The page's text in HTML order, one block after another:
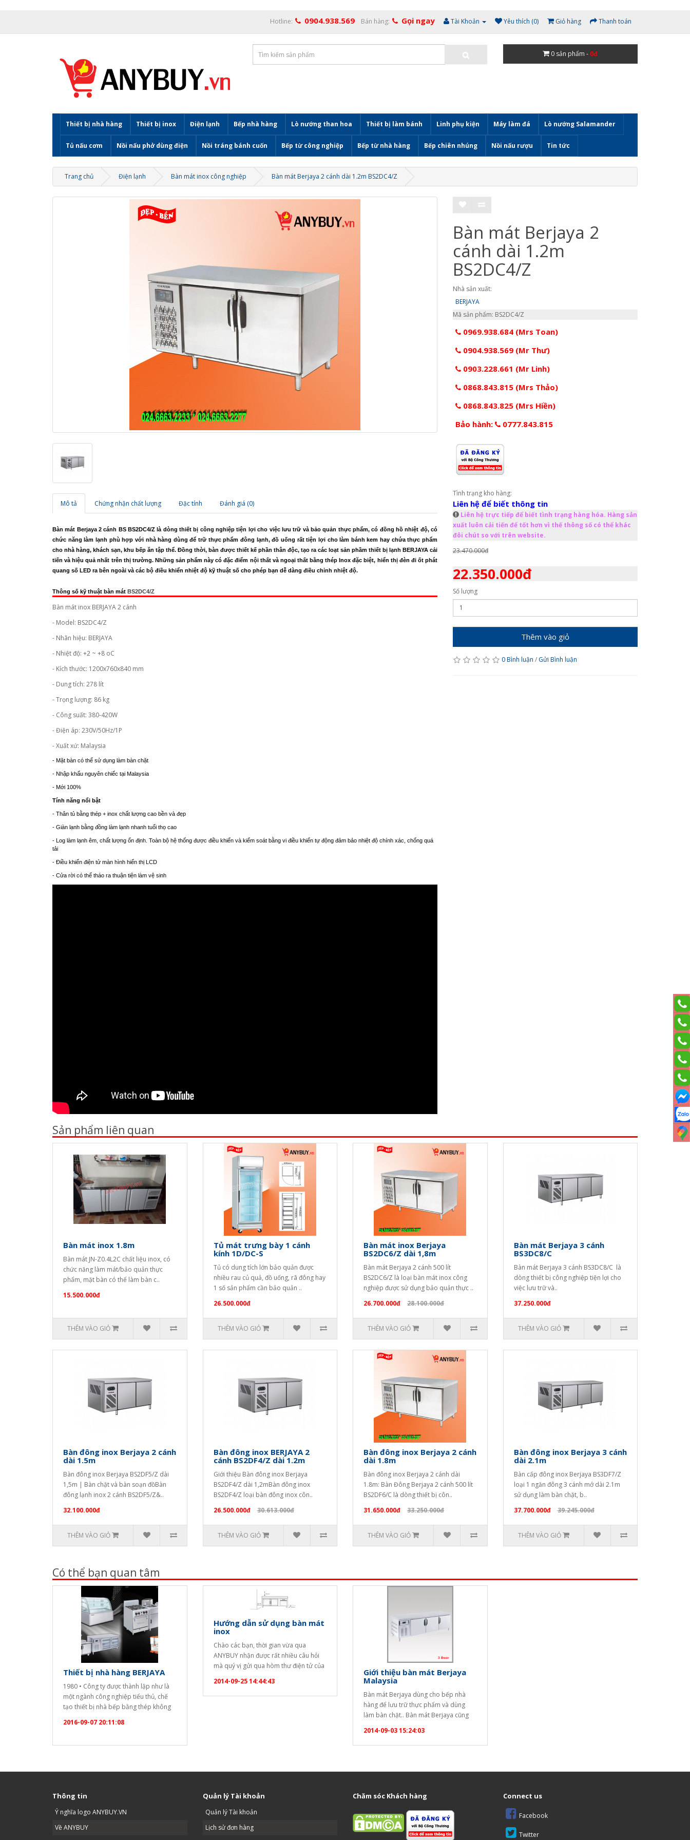
Hotline: 0904.938.569 Bán hàng: Gọi ngay Tài Khoản Yêu thích (0) Giỏ hàng Thanh toán
0 sản phẩm - 0đ
Thiết bị nhà hàng Thiết bị inox Điện lạnh Bếp nhà hàng Lò nướng than hoa Thiết bị làm bánh Linh phụ kiện Máy làm đá Lò nướng Salamander
Tủ nấu cơm Nồi nấu phở dùng điện Nồi tráng bánh cuốn Bếp từ công nghiệp Bếp từ nhà hàng Bếp chiên nhúng Nồi nấu rượu Tin tức
Trang chủ Điện lạnh Bàn mát inox công nghiệp Bàn mát Berjaya 2 cánh dài 1.2m BS2DC4/Z
Mô tả Chứng nhận chất lượng Đặc tính Đánh giá (0)
Bàn mát Berjaya 2 cánh BS BS2DC4/Zlà dòng thiết bị công nghiệp tiện lợi cho việc lưu trữ và bảo quản thực phẩm, có đồng hồ nhiệt độ, có
chức năng làm lạnh phù hợp với nhà hàng dùng để trữ thực phẩm đông lạnh, đồ uống rất tiện lợi cho làm bánh kem hay chứa thực phẩm
cho nhà hàng, khách sạn, khu bếp ăn tập thể. Đồng thời, bàn được thiết kế phần thân độc, tạo ra các loạt sản phầm thiết bị lạnh BERJAYA cải
tiến và hiệu quả nhất trên thị trường. Những sản phẩm này có đặc điểm nội thất và ngoại thất bằng thép Inox đặc biệt, hiển thị đèn đi ốt phát
quang số LED ra bên ngoài và các bộ điều khiển nhiệt độ kỹ thuật số cho phép bạn dễ dàng điều chỉnh nhiệt độ.
Thông số kỹ thuật bàn mát BS2DC4/Z
Bàn mát inox BERJAYA 2 cánh
- Model: BS2DC4/Z
- Nhãn hiệu: BERJAYA
- Nhiệt độ: +2 ~ +8 oC
- Kích thước: 1200x760x840 mm
- Dung tích: 278 lít
- Trọng lượng: 86 kg
- Công suất: 380-420W
- Điện áp: 230V/50Hz/1P
- Xuất xứ: Malaysia
- Mặt bàn có thể sử dụng làm bàn chặt
- Nhập khẩu nguyên chiếc tại Malaysia
- Mới 100%
Tính năng nổi bật
- Thân tủ bằng thép + inox chất lượng cao bền và đẹp
- Giàn lạnh bằng đồng làm lạnh nhanh tuổi thọ cao
- Log làm lạnh êm, chất lượng ổn định. Toàn bộ hệ thống được điều khiển và kiểm soát bằng vi điều khiển tự động đảm bảo nhiệt độ chính xác, chống quá
tải
- Điều khiển điện tử màn hình hiển thị LCD
- Cửa rời có thể tháo ra thuận tiện làm vệ sinh
Bàn mát Berjaya 2
cánh dài 1.2m
BS2DC4/Z
Nhà sản xuất:
BERJAYA
Mã sản phẩm: BS2DC4/Z
0969.938.684 (Mrs Toan)
0904.938.569 (Mr Thư)
0903.228.661 (Mr Linh)
0868.843.815 (Mrs Thảo)
0868.843.825 (Mrs Hiền)
Bảo hành:
0777.843.815
Tình trạng kho hàng:
Liên hệ để biết thông tin
Liên hệ trực tiếp để biết tình trạng hàng hóa. Hàng sản
xuất luôn cải tiến để tốt hơn vì thế thông số có thể khác
đôi chút so với trên website.
23.470.000đ
22.350.000đ
Số lượng
Thêm vào giỏ
0 Bình luận / Gửi Bình luận
Sản phẩm liên quan
Bàn mát inox 1.8m
Bàn mát JN-Z0.4L2C chất liệu inox, có
chức năng làm mát/bảo quản thực
phẩm, mặt bàn có thể làm bàn c..
15.500.000đ
THÊM VÀO GIỎ
Tủ mát trưng bày 1 cánh
kính 1D/DC-S
Tủ có dung tích lớn bảo quản được
nhiều rau củ quả, đồ uống, rã đông hay
1 số sản phẩm cần bảo quản ..
26.500.000đ
THÊM VÀO GIỎ
Bàn mát inox Berjaya
BS2DC6/Z dài 1,8m
Bàn mát Berjaya 2 cánh 500 lít
BS2DC6/Z là loại bàn mát inox công
nghiệp được sử dụng bảo quản thực ..
26.700.000đ
28.100.000đ
THÊM VÀO GIỎ
Bàn mát Berjaya 3 cánh
BS3DC8/C
Bàn mát Berjaya 3 cánh BS3DC8/C là
dòng thiết bị công nghiệp tiện lợi cho
việc lưu trữ và..
37.250.000đ
THÊM VÀO GIỎ
Bàn đông inox Berjaya 2 cánh
dài 1.5m
Bàn đông inox Berjaya BS2DF5/Z dài
1,5m | Bàn chặt và bàn soạn đồBàn
đông lạnh inox 2 cánh BS2DF5/Z&..
32.100.000đ
THÊM VÀO GIỎ
Bàn đông inox BERJAYA 2
cánh BS2DF4/Z dài 1.2m
Giới thiệu Bàn đông inox Berjaya
BS2DF4/Z dài 1,2mBàn đông inox
BS2DF4/Z loại bàn đông inox côn..
26.500.000đ
30.613.000đ
THÊM VÀO GIỎ
Bàn đông inox Berjaya 2 cánh
dài 1.8m
Bàn đông inox Berjaya 2 cánh dài
1.8m: Bàn Đông Berjaya 2 cánh 500 lít
BS2DF6/C là dòng thiết bị côn..
31.650.000đ
33.250.000đ
THÊM VÀO GIỎ
Bàn đông inox Berjaya 3 cánh
dài 2.1m
Bàn cấp đông inox Berjaya BS3DF7/Z
loại 1 ngăn đông 3 cánh mở dài 2.1m
sử dụng làm bàn chặt, b..
37.700.000đ
39.245.000đ
THÊM VÀO GIỎ
Có thể bạn quan tâm
Thiết bị nhà hàng BERJAYA
1980 • Công ty được thành lập như là
một ngành công nghiệp tiểu thủ, chế
tạo thiết bị nhà bếp bằng thép không
vụ thực phẩm thương mại 1996 • Các
nhà hiện đại với đất…
2016-09-07 20:11:08
Hướng dẫn sử dụng bàn mát
inox
Chào các bạn, thời gian vừa qua
ANYBUY nhận được rất nhiều câu hỏi
mà quý vị gửi qua hòm thư điện tử của
dùng cho nhà hàng, quán bar,... Hôm
nay để đáp ứng nhu cầu khách hàng,
2014-09-25 14:44:43
Giới thiệu bàn mát Berjaya
Malaysia
Bàn mát Berjaya dùng cho bếp nhà
hàng để lưu trữ thực phẩm và dùng
làm bàn chặt.. Bàn mát Berjaya cũng
sạn để chứa đồ uống lạnh. Bàn mát
Berjaya là dòng sản phẩm cao cấp sản
2014-09-03 15:24:03
Thông tin
Ý nghĩa logo ANYBUY.VN
Về ANYBUY
Quản lý Tài khoản
Quản lý Tài khoản
Lịch sử đơn hàng
Chăm sóc Khách hàng Connect us
Facebook
Twitter